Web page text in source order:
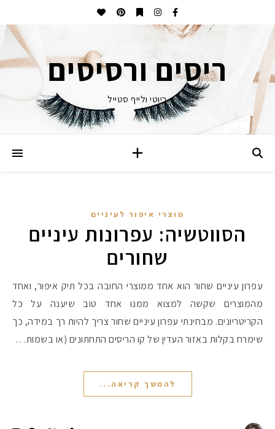
ריסים ורסיסים
ביוטי ולייף סטייל
מוצרי איפור לעיניים
הסווטשיה: עפרונות עיניים
שחורים
עפרון עיניים שחור הוא אחד ממוצרי החובה בכל תיק איפור, ואחד
מהמוצרים שקשה למצוא ממנו אחד טוב שיענה על כל
הקריטריונים. מבחינתי עפרון עיניים שחור צריך להיות רך במידה, כך
שימרח בקלות באזור העדין של קו הריסים התחתונים (או בשמות…
להמשך קריאה...